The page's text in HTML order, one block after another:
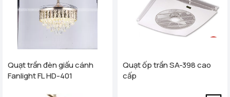
Quạt trần đèn giấu cánh
Fanlight FL HD-401
Quạt ốp trần SA-398 cao
cấp